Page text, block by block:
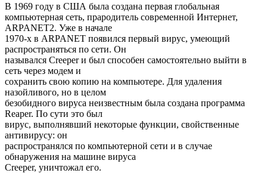
В 1969 году в США была создана первая глобальная
компьютерная сеть, прародитель современной Интернет,
ARPANET2. Уже в начале
1970-х в ARPANET появился первый вирус, умеющий
распространяться по сети. Он
назывался Creeper и был способен самостоятельно выйти в
сеть через модем и
сохранить свою копию на компьютере. Для удаления
назойливого, но в целом
безобидного вируса неизвестным была создана программа
Reaper. По сути это был
вирус, выполнявший некоторые функции, свойственные
антивирусу: он
распространялся по компьютерной сети и в случае
обнаружения на машине вируса
Creeper, уничтожал его.